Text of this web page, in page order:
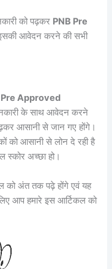
को पढ़कर PNB Pre
आवेदन करने की सभी
Pre Approved
के साथ आवेदन करने
आसानी से जान गए होंगे।
को आसानी से लोन दे रही है
स्कोर अच्छा हो।
को अंत तक पढ़े होंगे एवं यह
आप हमारे इस आर्टिकल को